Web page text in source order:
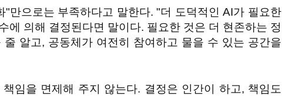
"만으로는 부족하다고 말한다. "더 도덕적인 AI가 필요한
에 의해 결정된다면 말이다. 필요한 것은 더 현존하는 정
알고, 공동체가 여전히 참여하고 물을 수 있는 공간을
임을 면제해 주지 않는다. 결정은 인간이 하고, 책임도